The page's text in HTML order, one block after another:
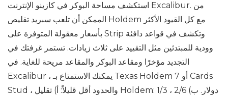
استكشف مساحة البوكر في كازينو الإنترنت Excalibur. من
الممكن أن تلعب سبريد تقليص Holdem مع كل القيود الأكثر
بأسعار معقولة المتوفرة على Strip وتكشف في قواعد دافئة
وودية للمبتدئين مثل التقييد على ثلاث زيادات. تستمر غرفتك في
التجديد مؤخرًا ومقاعد البوكر والمقاعد مريحة للغاية. في
Excalibur ، يمكنك الاستمتاع بـ Texas Holdem أو 7 Cards
Stud ، والحدود أقل قليلاً: أ) تقليل Holdem: 1/3 ، 2/6 دولار. ب)